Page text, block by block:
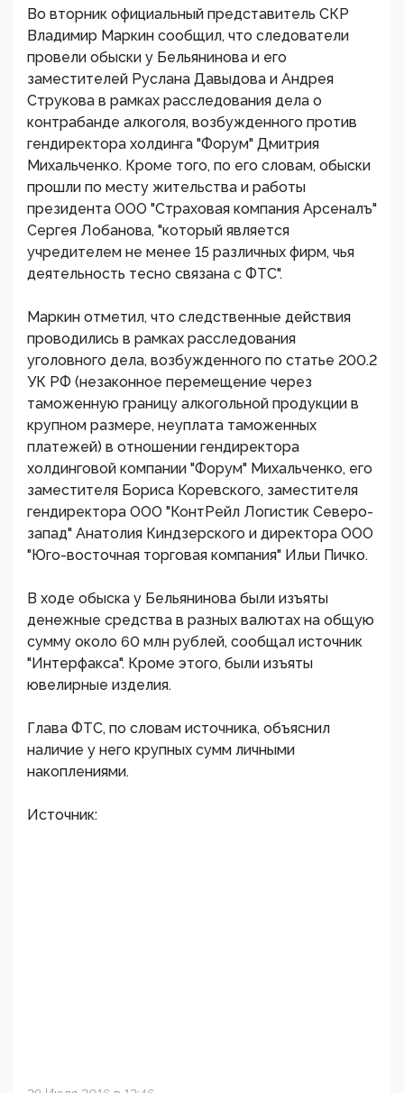
Во вторник официальный представитель СКР
Владимир Маркин сообщил, что следователи
провели обыски у Бельянинова и его
заместителей Руслана Давыдова и Андрея
Струкова в рамках расследования дела о
контрабанде алкоголя, возбужденного против
гендиректора холдинга "Форум" Дмитрия
Михальченко. Кроме того, по его словам, обыски
прошли по месту жительства и работы
президента ООО "Страховая компания Арсеналъ"
Сергея Лобанова, "который является
учредителем не менее 15 различных фирм, чья
деятельность тесно связана с ФТС".
Маркин отметил, что следственные действия
проводились в рамках расследования
уголовного дела, возбужденного по статье 200.2
УК РФ (незаконное перемещение через
таможенную границу алкогольной продукции в
крупном размере, неуплата таможенных
платежей) в отношении гендиректора
холдинговой компании "Форум" Михальченко, его
заместителя Бориса Коревского, заместителя
гендиректора ООО "КонтРейл Логистик Северо-
запад" Анатолия Киндзерского и директора ООО
"Юго-восточная торговая компания" Ильи Пичко.
В ходе обыска у Бельянинова были изъяты
денежные средства в разных валютах на общую
сумму около 60 млн рублей, сообщал источник
"Интерфакса". Кроме этого, были изъяты
ювелирные изделия.
Глава ФТС, по словам источника, объяснил
наличие у него крупных сумм личными
накоплениями.
Источник: